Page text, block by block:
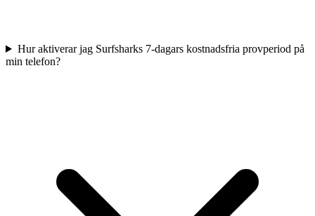
Hur aktiverar jag Surfsharks 7-dagars kostnadsfria provperiod på
min telefon?